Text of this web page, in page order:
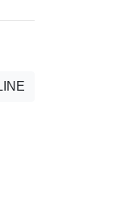
新視窗)
(另開新視窗)